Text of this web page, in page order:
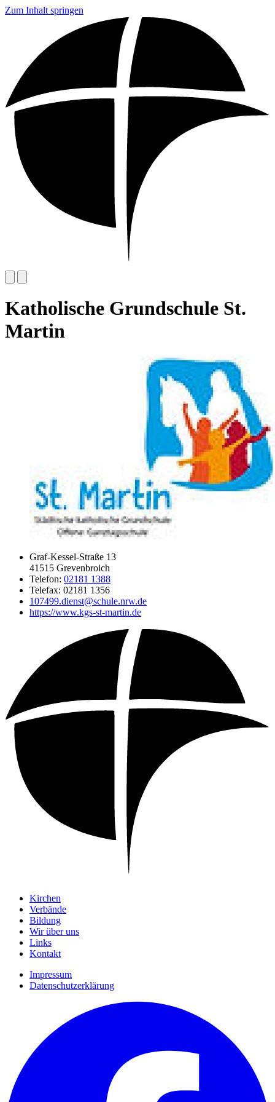
Zum Inhalt springen
Katholische Grundschule St.
Martin
Graf-Kessel-Straße 13
41515 Grevenbroich
Telefon: 02181 1388
Telefax: 02181 1356
107499.dienst@schule.nrw.de
https://www.kgs-st-martin.de
Kirchen
Verbände
Bildung
Wir über uns
Links
Kontakt
Impressum
Datenschutzerklärung